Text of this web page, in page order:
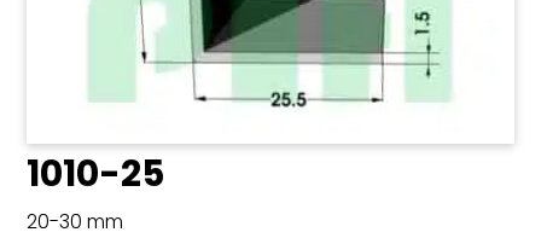
1010-25
20-30 mm